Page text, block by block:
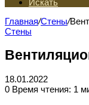
Искать
Главная/Стены/
Стены
18.01.2022
0 Время чтения: 1